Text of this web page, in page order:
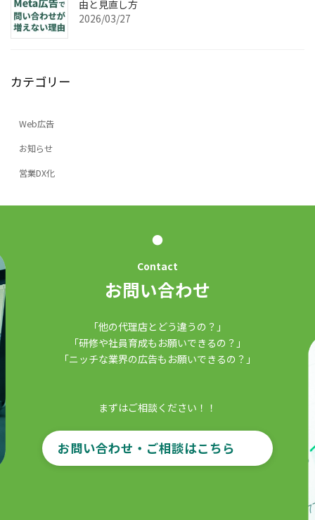
由と見直し方
2026/03/27
カテゴリー
Web広告
お知らせ
営業DX化
●
Contact
お問い合わせ
「他の代理店とどう違うの？」
「研修や社員育成もお願いできるの？」
「ニッチな業界の広告もお願いできるの？」
まずはご相談ください！！
お問い合わせ・ご相談はこちら